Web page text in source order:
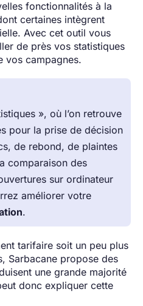
fonctionnalités à la
certaines intègrent
Avec cet outil vous
de près vos statistiques
vos campagnes.
», où l’on retrouve
pour la prise de décision
de rebond, de plaintes
comparaison des
sur ordinateur
améliorer votre
.
tarifaire soit un peu plus
Sarbacane propose des
une grande majorité
donc expliquer cette